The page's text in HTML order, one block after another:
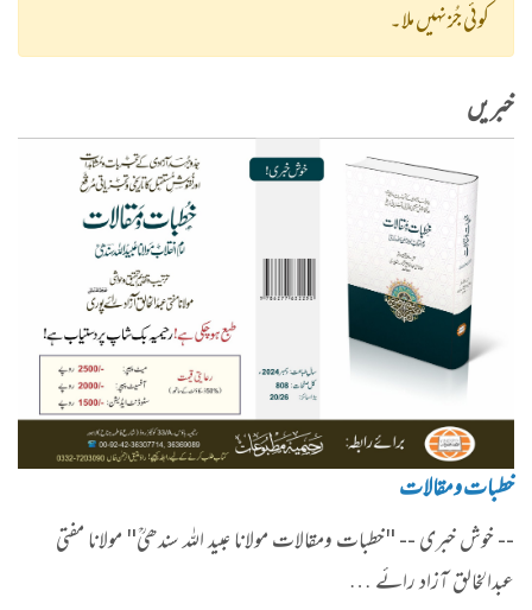
کوئی جُز نہیں ملا۔
خبریں
خطبات ومقالات
-- خوش خبری -- "خطبات ومقالات مولانا عبید الله سندھیؒ" مولانا مفتی
عبدالخالق آزاد رائے …